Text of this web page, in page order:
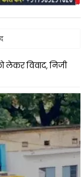
लेकर विवाद, निजी